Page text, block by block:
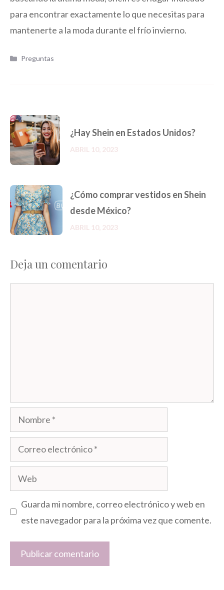
para encontrar exactamente lo que necesitas para
mantenerte a la moda durante el frío invierno.
Categorías
Preguntas
¿Hay Shein en Estados Unidos?
ABRIL 10, 2023
¿Cómo comprar vestidos en Shein
desde México?
ABRIL 10, 2023
Deja un comentario
Nombre
Correo
electrónico
Web
Guarda mi nombre, correo electrónico y web en
este navegador para la próxima vez que comente.